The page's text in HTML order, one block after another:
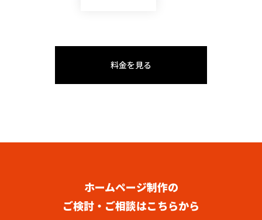
料金を見る
ホームページ制作の
ご検討・ご相談はこちらから